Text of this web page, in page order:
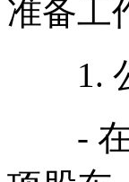
准备工
1. 公
- 在